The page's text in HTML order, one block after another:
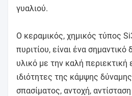
γυαλιού.
Ο κεραμικός, χημικός τύπος
πυριτίου, είναι ένα σημαντικό
υλικό με την καλή περιεκτική
ιδιότητες της κάμψης
σπασίματος, αντοχή,